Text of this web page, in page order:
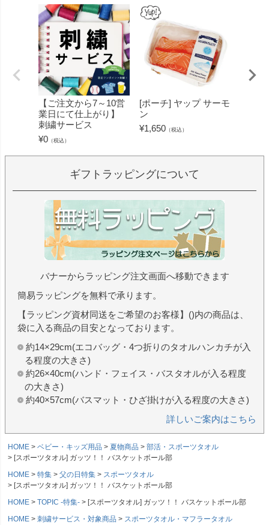
【ご注文から7～10営
業日にて仕上がり】
刺繍サービス
¥0 （税込）
[ポーチ] ヤップ サーモ
ン
¥1,650 （税込）
ギフトラッピングについて
バナーからラッピング注文画面へ移動できます
簡易ラッピングを無料で承ります。
【ラッピング資材同送をご希望のお客様】()内の商品は、
袋に入る商品の目安となっております。
約14×29cm(エコバッグ・4つ折りのタオルハンカチが入
る程度の大きさ)
約26×40cm(ハンド・フェイス・バスタオルが入る程度
の大きさ)
約40×57cm(バスマット・ひざ掛けが入る程度の大きさ)
詳しいご案内はこちら
HOME ベビー・キッズ用品 夏物商品
部活・スポーツタオル
[スポーツタオル] ガッツ！！ バスケットボール部
HOME
特集 父の日特集
スポーツタオル
[スポーツタオル] ガッツ！！ バスケットボール部
HOME
TOPIC -特集-
[スポーツタオル] ガッツ！！ バスケットボール部
HOME
刺繍サービス・対象商品
スポーツタオル・マフラータオル